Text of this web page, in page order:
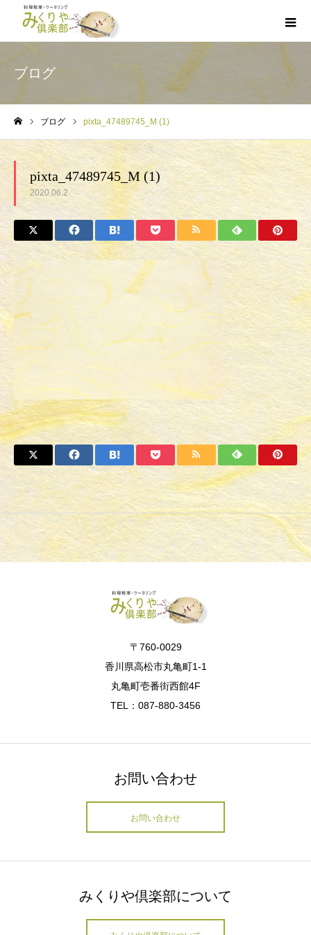
ブログ
ブログ pixta_47489745_M (1)
pixta_47489745_M (1)
2020.06.2
〒760-0029
香川県高松市丸亀町1-1
丸亀町壱番街西館4F
TEL：087-880-3456
お問い合わせ
お問い合わせ
みくりや倶楽部について